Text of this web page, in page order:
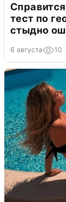
тест по
стыдно
6 августа 10